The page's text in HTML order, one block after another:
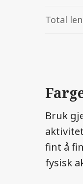
Total
Bruk
fint å
fysisk